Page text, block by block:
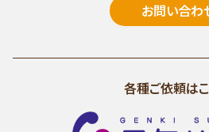
お問い合わ
各種ご依頼は